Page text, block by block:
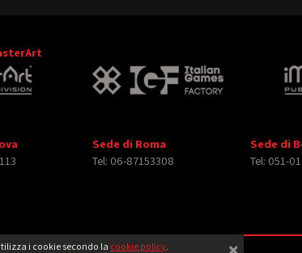
i cookie secondo la cookie policy.
Sede di Roma
Tel: 06-87153308
Sede di
Tel: 051-